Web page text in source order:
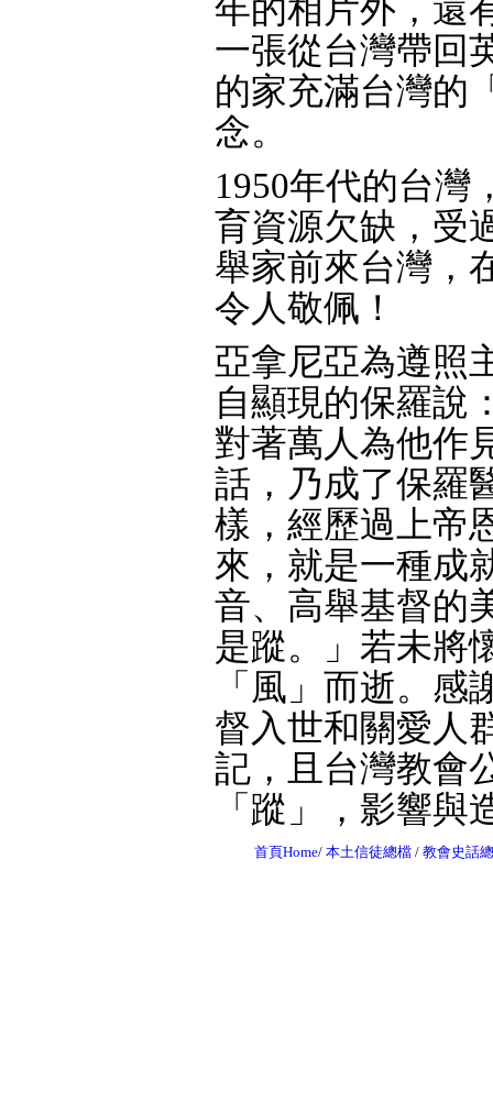
年的相片外，還
一張從台灣帶回
的家充滿台灣的
念。
1950年代的台灣
育資源欠缺，受
舉家前來台灣，
令人敬佩！
亞拿尼亞為遵照
自顯現的保羅說
對著萬人為他作
話，乃成了保羅
樣，經歷過上帝
來，就是一種成
音、高舉基督的
是蹤。」若未將
「風」而逝。
督入世和關愛人
記，且台灣教會
「蹤」，影響
首頁Home/ 本土信徒總檔 / 教會史話總